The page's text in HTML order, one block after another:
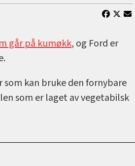
går på kumøkk, og Ford er
som kan bruke den fornybare
som er laget av vegetabilsk